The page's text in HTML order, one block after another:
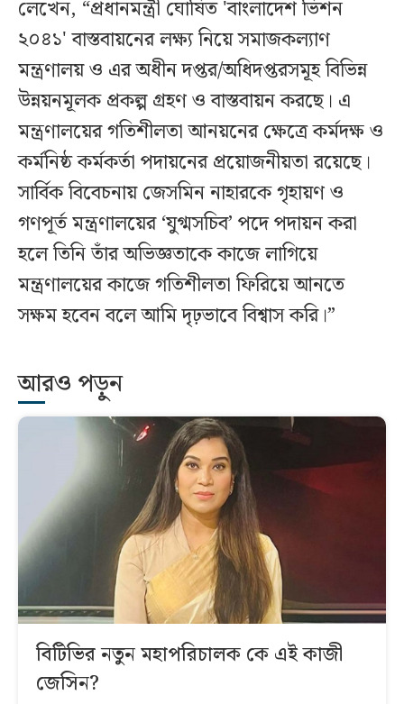
লেখেন, “প্রধানমন্ত্রী ঘোষিত 'বাংলাদেশ ভিশন
২০৪১' বাস্তবায়নের লক্ষ্য নিয়ে সমাজকল্যাণ
মন্ত্রণালয় ও এর অধীন দপ্তর/অধিদপ্তরসমূহ বিভিন্ন
উন্নয়নমূলক প্রকল্প গ্রহণ ও বাস্তবায়ন করছে। এ
মন্ত্রণালয়ের গতিশীলতা আনয়নের ক্ষেত্রে কর্মদক্ষ ও
কর্মনিষ্ঠ কর্মকর্তা পদায়নের প্রয়োজনীয়তা রয়েছে।
সার্বিক বিবেচনায় জেসমিন নাহারকে গৃহায়ণ ও
গণপূর্ত মন্ত্রণালয়ের ‘যুগ্মসচিব’ পদে পদায়ন করা
হলে তিনি তাঁর অভিজ্ঞতাকে কাজে লাগিয়ে
মন্ত্রণালয়ের কাজে গতিশীলতা ফিরিয়ে আনতে
সক্ষম হবেন বলে আমি দৃঢ়ভাবে বিশ্বাস করি।”
আরও পড়ুন
বিটিভির নতুন মহাপরিচালক কে এই কাজী
জেসিন?